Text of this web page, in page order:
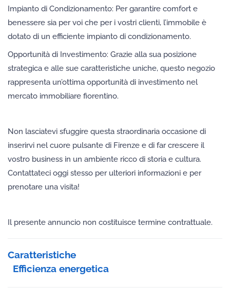
Impianto di Condizionamento: Per garantire comfort e
benessere sia per voi che per i vostri clienti, l’immobile è
dotato di un efficiente impianto di condizionamento.
Opportunità di Investimento: Grazie alla sua posizione
strategica e alle sue caratteristiche uniche, questo negozio
rappresenta un’ottima opportunità di investimento nel
mercato immobiliare fiorentino.
Non lasciatevi sfuggire questa straordinaria occasione di
inserirvi nel cuore pulsante di Firenze e di far crescere il
vostro business in un ambiente ricco di storia e cultura.
Contattateci oggi stesso per ulteriori informazioni e per
prenotare una visita!
Il presente annuncio non costituisce termine contrattuale.
Caratteristiche
Efficienza energetica